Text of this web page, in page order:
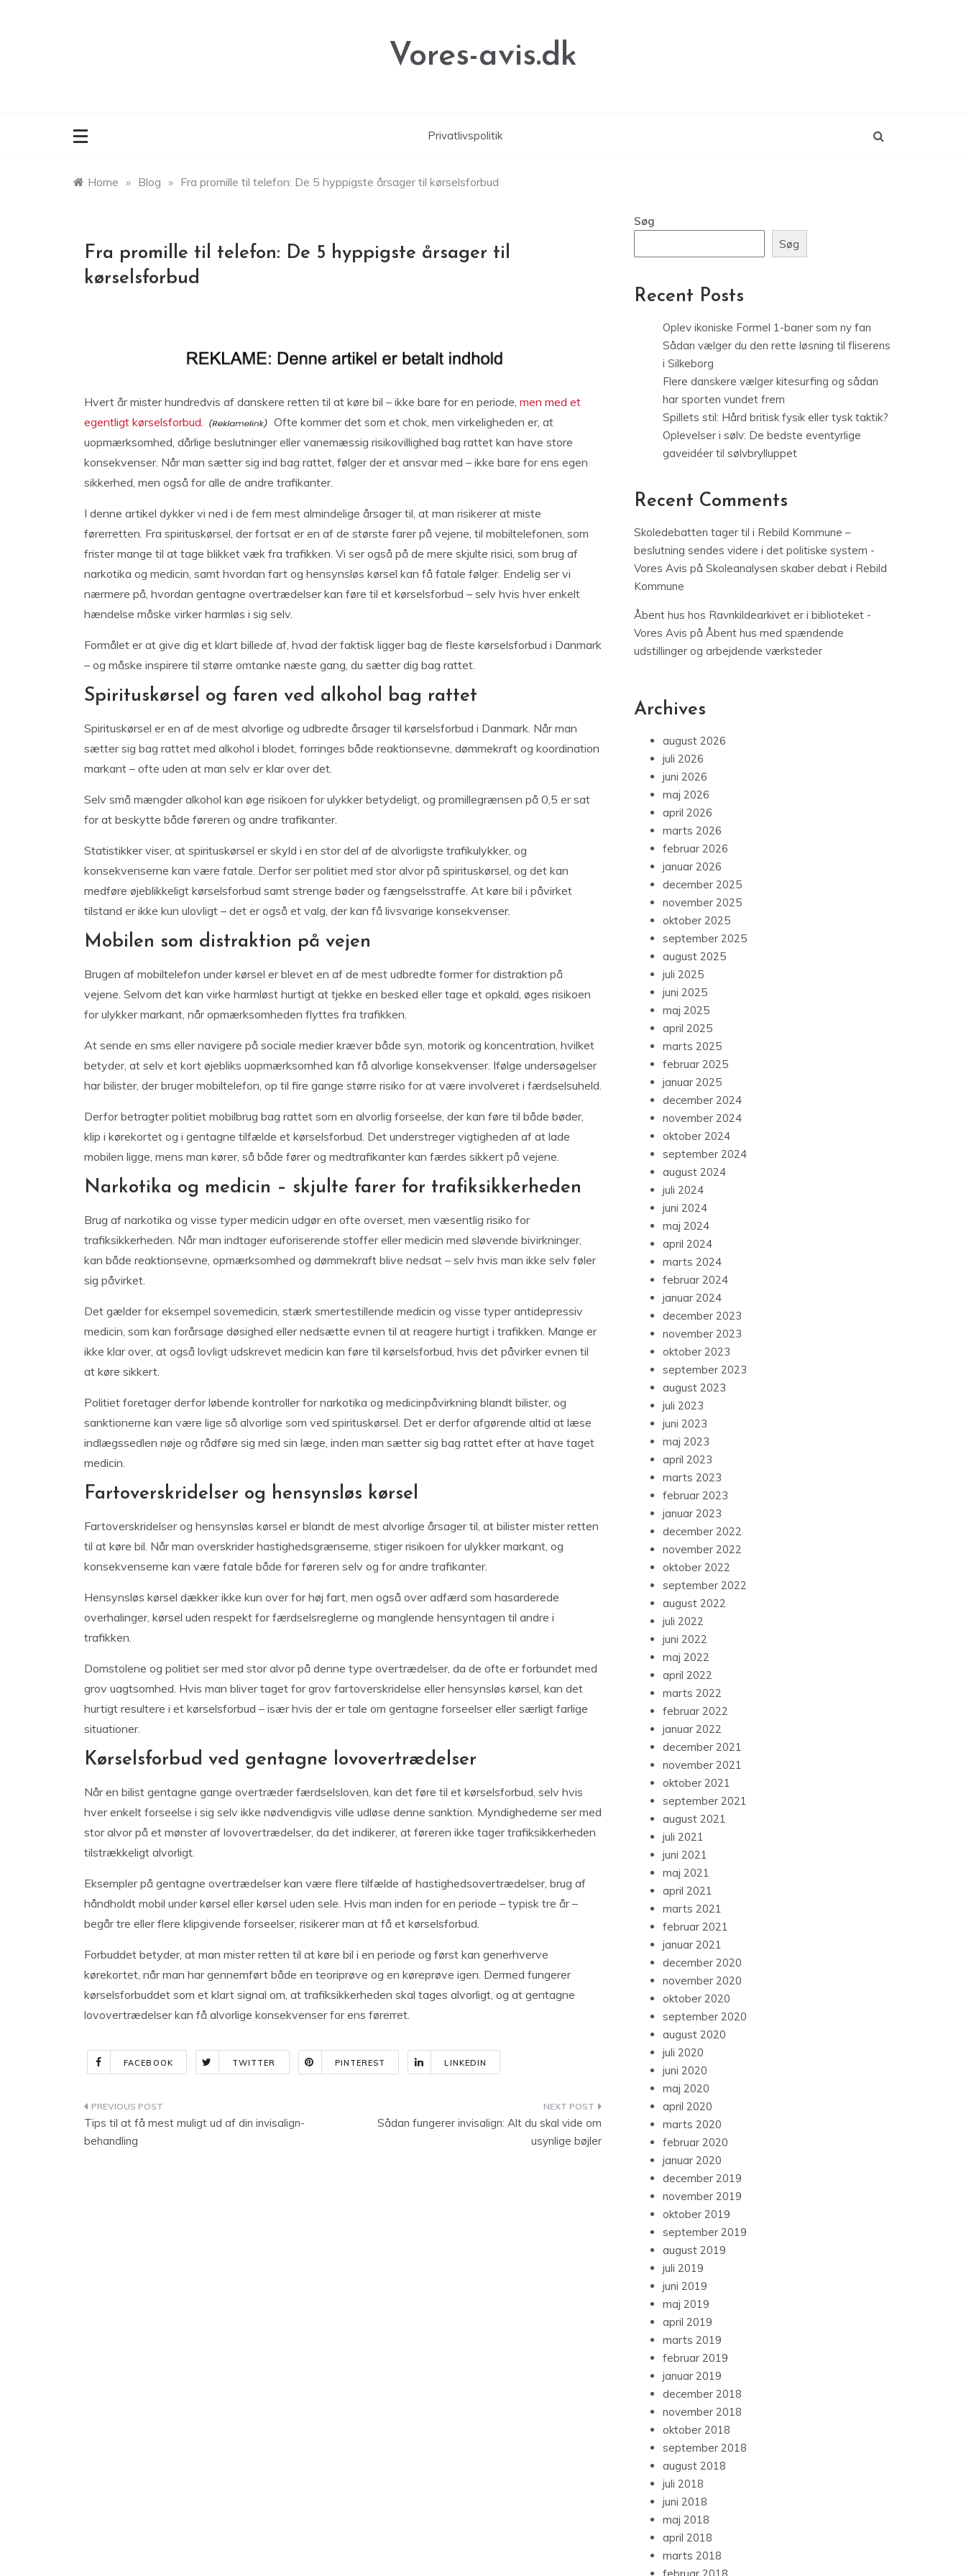
Vores-avis.dk
Privatlivspolitik
Home » Blog » Fra promille til telefon: De 5 hyppigste årsager til kørselsforbud
Fra promille til telefon: De 5 hyppigste årsager til
kørselsforbud
Hvert år mister hundredvis af danskere retten til at køre bil – ikke bare for en periode, men med et
egentligt kørselsforbud.
Ofte kommer det som et chok, men virkeligheden er, at
uopmærksomhed, dårlige beslutninger eller vanemæssig risikovillighed bag rattet kan have store
konsekvenser. Når man sætter sig ind bag rattet, følger der et ansvar med – ikke bare for ens egen
sikkerhed, men også for alle de andre trafikanter.
I denne artikel dykker vi ned i de fem mest almindelige årsager til, at man risikerer at miste
førerretten. Fra spirituskørsel, der fortsat er en af de største farer på vejene, til mobiltelefonen, som
frister mange til at tage blikket væk fra trafikken. Vi ser også på de mere skjulte risici, som brug af
narkotika og medicin, samt hvordan fart og hensynsløs kørsel kan få fatale følger. Endelig ser vi
nærmere på, hvordan gentagne overtrædelser kan føre til et kørselsforbud – selv hvis hver enkelt
hændelse måske virker harmløs i sig selv.
Formålet er at give dig et klart billede af, hvad der faktisk ligger bag de fleste kørselsforbud i Danmark
– og måske inspirere til større omtanke næste gang, du sætter dig bag rattet.
Spirituskørsel og faren ved alkohol bag rattet
Spirituskørsel er en af de mest alvorlige og udbredte årsager til kørselsforbud i Danmark. Når man
sætter sig bag rattet med alkohol i blodet, forringes både reaktionsevne, dømmekraft og koordination
markant – ofte uden at man selv er klar over det.
Selv små mængder alkohol kan øge risikoen for ulykker betydeligt, og promillegrænsen på 0,5 er sat
for at beskytte både føreren og andre trafikanter.
Statistikker viser, at spirituskørsel er skyld i en stor del af de alvorligste trafikulykker, og
konsekvenserne kan være fatale. Derfor ser politiet med stor alvor på spirituskørsel, og det kan
medføre øjeblikkeligt kørselsforbud samt strenge bøder og fængselsstraffe. At køre bil i påvirket
tilstand er ikke kun ulovligt – det er også et valg, der kan få livsvarige konsekvenser.
Mobilen som distraktion på vejen
Brugen af mobiltelefon under kørsel er blevet en af de mest udbredte former for distraktion på
vejene. Selvom det kan virke harmløst hurtigt at tjekke en besked eller tage et opkald, øges risikoen
for ulykker markant, når opmærksomheden flyttes fra trafikken.
At sende en sms eller navigere på sociale medier kræver både syn, motorik og koncentration, hvilket
betyder, at selv et kort øjebliks uopmærksomhed kan få alvorlige konsekvenser. Ifølge undersøgelser
har bilister, der bruger mobiltelefon, op til fire gange større risiko for at være involveret i færdselsuheld.
Derfor betragter politiet mobilbrug bag rattet som en alvorlig forseelse, der kan føre til både bøder,
klip i kørekortet og i gentagne tilfælde et kørselsforbud. Det understreger vigtigheden af at lade
mobilen ligge, mens man kører, så både fører og medtrafikanter kan færdes sikkert på vejene.
Narkotika og medicin – skjulte farer for trafiksikkerheden
Brug af narkotika og visse typer medicin udgør en ofte overset, men væsentlig risiko for
trafiksikkerheden. Når man indtager euforiserende stoffer eller medicin med sløvende bivirkninger,
kan både reaktionsevne, opmærksomhed og dømmekraft blive nedsat – selv hvis man ikke selv føler
sig påvirket.
Det gælder for eksempel sovemedicin, stærk smertestillende medicin og visse typer antidepressiv
medicin, som kan forårsage døsighed eller nedsætte evnen til at reagere hurtigt i trafikken. Mange er
ikke klar over, at også lovligt udskrevet medicin kan føre til kørselsforbud, hvis det påvirker evnen til
at køre sikkert.
Politiet foretager derfor løbende kontroller for narkotika og medicinpåvirkning blandt bilister, og
sanktionerne kan være lige så alvorlige som ved spirituskørsel. Det er derfor afgørende altid at læse
indlægssedlen nøje og rådføre sig med sin læge, inden man sætter sig bag rattet efter at have taget
medicin.
Fartoverskridelser og hensynsløs kørsel
Fartoverskridelser og hensynsløs kørsel er blandt de mest alvorlige årsager til, at bilister mister retten
til at køre bil. Når man overskrider hastighedsgrænserne, stiger risikoen for ulykker markant, og
konsekvenserne kan være fatale både for føreren selv og for andre trafikanter.
Hensynsløs kørsel dækker ikke kun over for høj fart, men også over adfærd som hasarderede
overhalinger, kørsel uden respekt for færdselsreglerne og manglende hensyntagen til andre i
trafikken.
Domstolene og politiet ser med stor alvor på denne type overtrædelser, da de ofte er forbundet med
grov uagtsomhed. Hvis man bliver taget for grov fartoverskridelse eller hensynsløs kørsel, kan det
hurtigt resultere i et kørselsforbud – især hvis der er tale om gentagne forseelser eller særligt farlige
situationer.
Kørselsforbud ved gentagne lovovertrædelser
Når en bilist gentagne gange overtræder færdselsloven, kan det føre til et kørselsforbud, selv hvis
hver enkelt forseelse i sig selv ikke nødvendigvis ville udløse denne sanktion. Myndighederne ser med
stor alvor på et mønster af lovovertrædelser, da det indikerer, at føreren ikke tager trafiksikkerheden
tilstrækkeligt alvorligt.
Eksempler på gentagne overtrædelser kan være flere tilfælde af hastighedsovertrædelser, brug af
håndholdt mobil under kørsel eller kørsel uden sele. Hvis man inden for en periode – typisk tre år –
begår tre eller flere klipgivende forseelser, risikerer man at få et kørselsforbud.
Forbuddet betyder, at man mister retten til at køre bil i en periode og først kan generhverve
kørekortet, når man har gennemført både en teoriprøve og en køreprøve igen. Dermed fungerer
kørselsforbuddet som et klart signal om, at trafiksikkerheden skal tages alvorligt, og at gentagne
lovovertrædelser kan få alvorlige konsekvenser for ens førerret.
FACEBOOK TWITTER PINTEREST LINKEDIN
Indlægsnavigation
Tips til at få mest muligt ud af din invisalign-
behandling
Sådan fungerer invisalign: Alt du skal vide om
usynlige bøjler
Søg
Søg
Recent Posts
Oplev ikoniske Formel 1-baner som ny fan
Sådan vælger du den rette løsning til fliserens
i Silkeborg
Flere danskere vælger kitesurfing og sådan
har sporten vundet frem
Spillets stil: Hård britisk fysik eller tysk taktik?
Oplevelser i sølv: De bedste eventyrlige
gaveidéer til sølvbrylluppet
Recent Comments
Skoledebatten tager til i Rebild Kommune –
beslutning sendes videre i det politiske system -
Vores Avis på Skoleanalysen skaber debat i Rebild
Kommune
Åbent hus hos Ravnkildearkivet er i biblioteket -
Vores Avis på Åbent hus med spændende
udstillinger og arbejdende værksteder
Archives
august 2026
juli 2026
juni 2026
maj 2026
april 2026
marts 2026
februar 2026
januar 2026
december 2025
november 2025
oktober 2025
september 2025
august 2025
juli 2025
juni 2025
maj 2025
april 2025
marts 2025
februar 2025
januar 2025
december 2024
november 2024
oktober 2024
september 2024
august 2024
juli 2024
juni 2024
maj 2024
april 2024
marts 2024
februar 2024
januar 2024
december 2023
november 2023
oktober 2023
september 2023
august 2023
juli 2023
juni 2023
maj 2023
april 2023
marts 2023
februar 2023
januar 2023
december 2022
november 2022
oktober 2022
september 2022
august 2022
juli 2022
juni 2022
maj 2022
april 2022
marts 2022
februar 2022
januar 2022
december 2021
november 2021
oktober 2021
september 2021
august 2021
juli 2021
juni 2021
maj 2021
april 2021
marts 2021
februar 2021
januar 2021
december 2020
november 2020
oktober 2020
september 2020
august 2020
juli 2020
juni 2020
maj 2020
april 2020
marts 2020
februar 2020
januar 2020
december 2019
november 2019
oktober 2019
september 2019
august 2019
juli 2019
juni 2019
maj 2019
april 2019
marts 2019
februar 2019
januar 2019
december 2018
november 2018
oktober 2018
september 2018
august 2018
juli 2018
juni 2018
maj 2018
april 2018
marts 2018